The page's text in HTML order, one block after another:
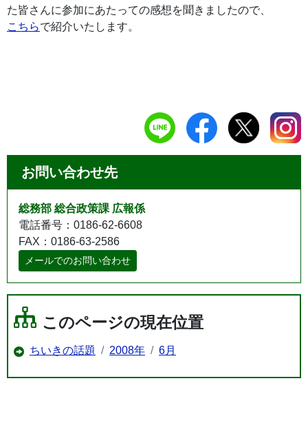
た皆さんに参加にあたっての感想を聞きましたので、
こちらで紹介いたします。
お問い合わせ先
総務部 総合政策課 広報係
電話番号：0186-62-6608
FAX：0186-63-2586
メールでのお問い合わせ
このページの現在位置
ちいきの話題 2008年 6月